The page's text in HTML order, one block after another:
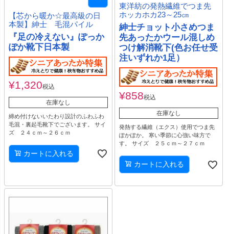
【芯から暖か☆最高級の日
本製】紳士 毛混パイル
『足の冷えない』ぽっか
ぽか靴下日本製
¥1,320税込
在庫なし
締め付けないいたわり設計のふわふわ
毛混・裏起毛靴下でございます。 サイ
ズ ２４ｃｍ～２６ｃｍ
カートに入れる
東洋紡の発熱繊維でつま先
ホッカホカ23～25㎝
紳士チョット小さめつま
先あったかウール混しめ
つけ解消靴下(色お任せ受
注いずれか1足）
¥858税込
在庫なし
発熱する繊維（エクス）使用でつま先
ぽかぽか。 寒い季節に心強い味方で
す。 サイズ ２５ｃｍ～２７ｃｍ
カートに入れる